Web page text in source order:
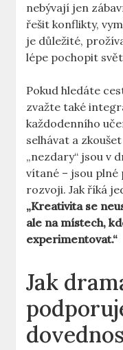
nebývají jen
řešit konflikty,
je důležité,
lépe pochopit
Pokud hledáte
zvažte také
každodenního
selhávat a
„nezdary“ jsou v
vítané – jsou
rozvoji. Jak říká
„Kreativita se
ale na místech,
experimentovat.“
Jak